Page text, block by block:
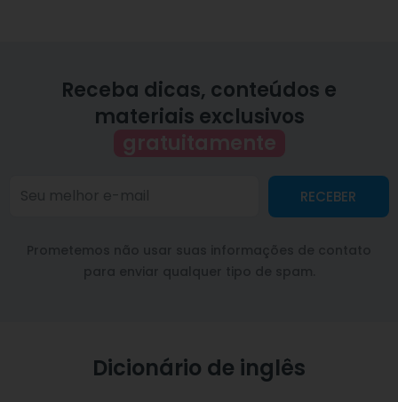
Receba dicas, conteúdos e
materiais exclusivos
gratuitamente
RECEBER
Dicionário de inglês